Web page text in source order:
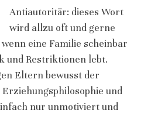
Antiautoritär: dieses Wort
wird allzu oft und gerne
eine Familie scheinbar
und Restriktionen lebt.
Eltern bewusst der
und
nur unmotiviert und